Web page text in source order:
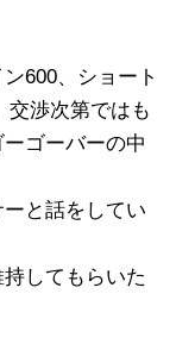
600、ショート
交渉次第ではも
ゴーバーの中
と話をしてい
してもらいた